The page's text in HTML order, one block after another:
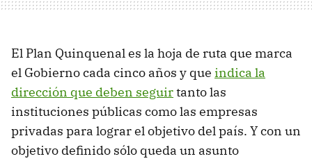
El Plan Quinquenal es la hoja de ruta que marca
el Gobierno cada cinco años y que indica la
dirección que deben seguirtanto las
instituciones públicas como las empresas
privadas para lograr el objetivo del país. Y con un
objetivo definido sólo queda un asunto